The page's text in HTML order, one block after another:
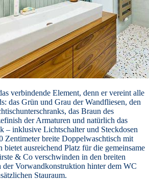
verbindende Element, denn er vereint alle
das Grün und Grau der Wandfliesen, den
das Braun des
der Armaturen und natürlich das
– inklusive Lichtschalter und Steckdosen
Zentimeter breite Doppelwaschtisch mit
bietet ausreichend Platz für die gemeinsame
& Co verschwinden in den breiten
der Vorwandkonstruktion hinter dem WC
Stauraum.